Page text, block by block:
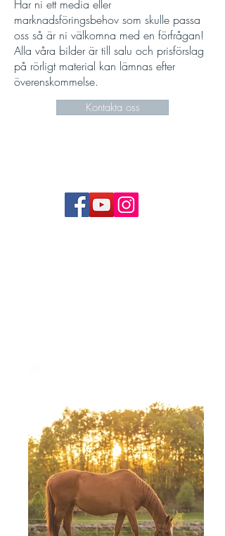
Har ni ett media eller
marknadsföringsbehov som skulle passa
oss så är ni välkomna med en förfrågan!
Alla våra bilder är till salu och prisförslag
på rörligt material kan lämnas efter
överenskommelse.
Kontakta oss